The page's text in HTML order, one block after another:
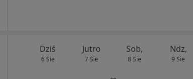
Dziś
6 Sie
Jutro
7 Sie
Sob,
8 Sie
Ndz,
9 Sie